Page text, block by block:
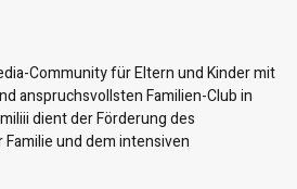
Community für Eltern und Kinder mit
anspruchsvollsten Familien-Club in
dient der Förderung des
und dem intensiven